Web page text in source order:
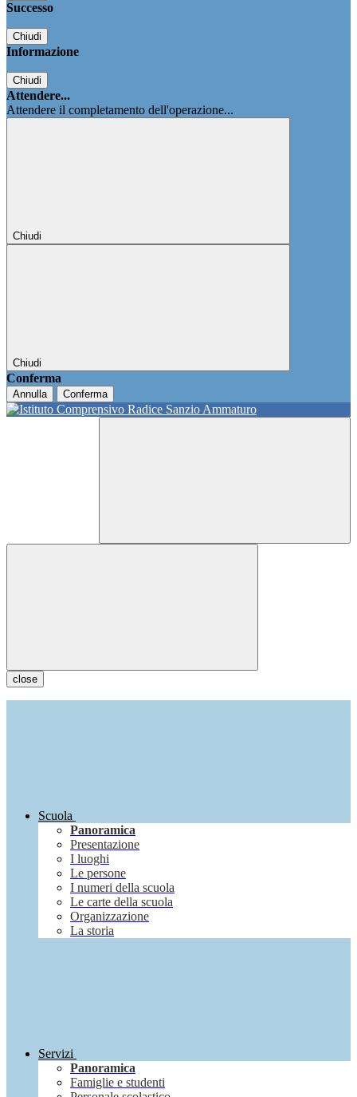
Successo
Chiudi
Informazione
Chiudi
Attendere...
Attendere il completamento dell'operazione...
Chiudi
Chiudi
Conferma
Annulla Conferma
close
Scuola
Panoramica
Presentazione
I luoghi
Le persone
I numeri della scuola
Le carte della scuola
Organizzazione
La storia
Servizi
Panoramica
Famiglie e studenti